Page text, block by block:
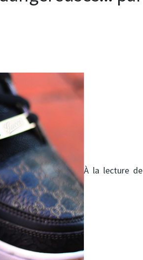
À la lecture de